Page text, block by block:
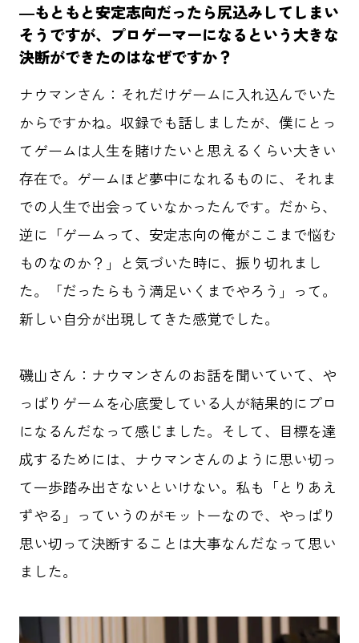
―もともと安定志向だったら尻込みしてしまい
そうですが、プロゲーマーになるという大きな
決断ができたのはなぜですか？
ナウマンさん：それだけゲームに入れ込んでいた
からですかね。収録でも話しましたが、僕にとっ
てゲームは人生を賭けたいと思えるくらい大きい
存在で。ゲームほど夢中になれるものに、それま
での人生で出会っていなかったんです。だから、
逆に「ゲームって、安定志向の俺がここまで悩む
ものなのか？」と気づいた時に、振り切れまし
た。「だったらもう満足いくまでやろう」って。
新しい自分が出現してきた感覚でした。
磯山さん：ナウマンさんのお話を聞いていて、や
っぱりゲームを心底愛している人が結果的にプロ
になるんだなって感じました。そして、目標を達
成するためには、ナウマンさんのように思い切っ
て一歩踏み出さないといけない。私も「とりあえ
ずやる」っていうのがモットーなので、やっぱり
思い切って決断することは大事なんだなって思い
ました。